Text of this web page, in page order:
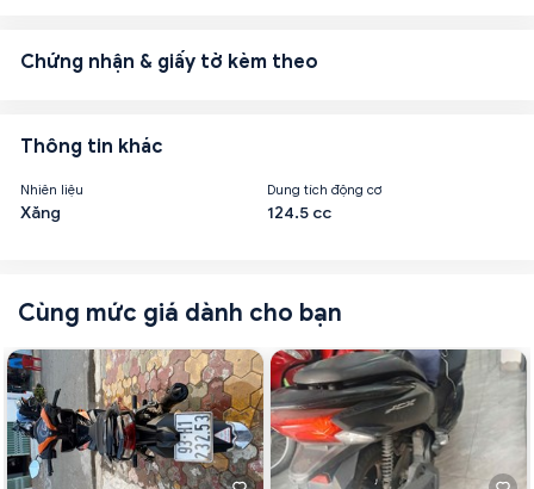
Chứng nhận & giấy tờ kèm theo
Thông tin khác
Nhiên liệu
Xăng
Dung tích động cơ
124.5 cc
Cùng mức giá dành cho bạn